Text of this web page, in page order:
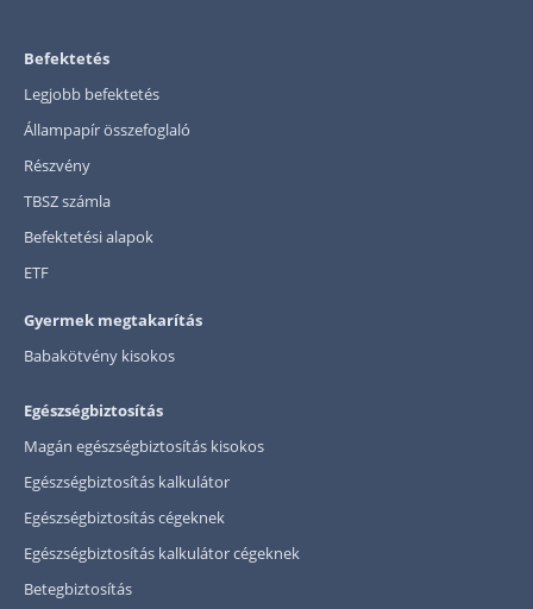
Befektetés
Legjobb befektetés
Állampapír összefoglaló
Részvény
TBSZ számla
Befektetési alapok
ETF
Gyermek megtakarítás
Babakötvény kisokos
Egészségbiztosítás
Magán egészségbiztosítás kisokos
Egészségbiztosítás kalkulátor
Egészségbiztosítás cégeknek
Egészségbiztosítás kalkulátor cégeknek
Betegbiztosítás